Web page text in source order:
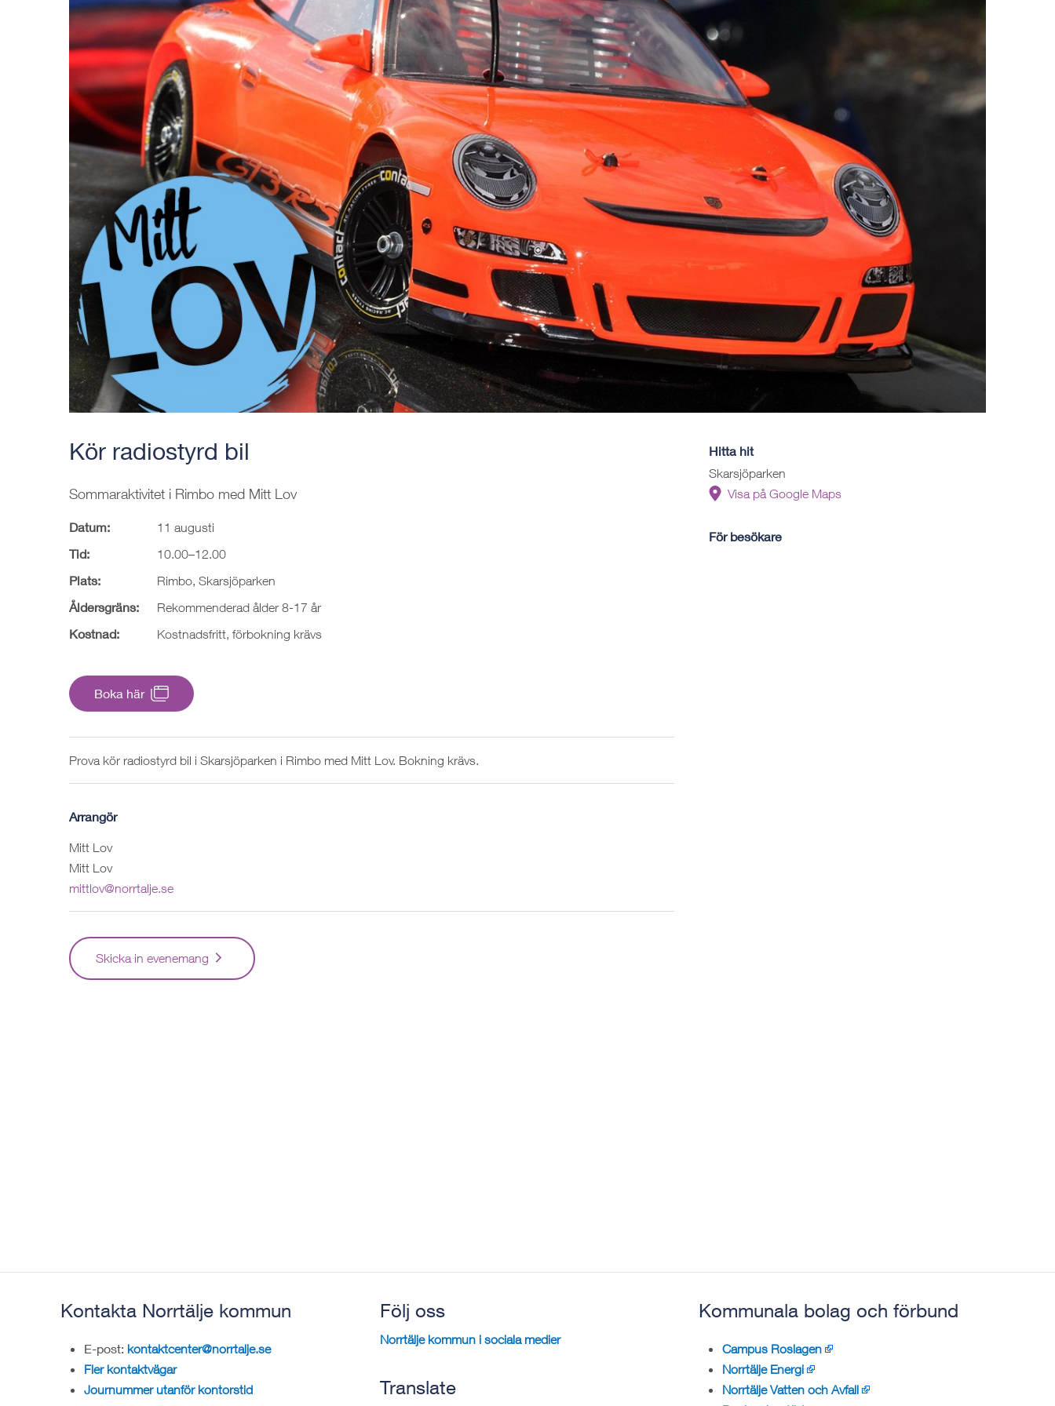
Kör radiostyrd bil
Sommaraktivitet i Rimbo med Mitt Lov
Datum: 11 augusti
Tid: 10.00–12.00
Plats: Rimbo, Skarsjöparken
Åldersgräns: Rekommenderad ålder 8-17 år
Kostnad: Kostnadsfritt, förbokning krävs
Boka här
Prova kör radiostyrd bil i Skarsjöparken i Rimbo med Mitt Lov. Bokning krävs.
Arrangör
Mitt Lov
Mitt Lov
mittlov@norrtalje.se
Hitta hit
Skarsjöparken
Visa på Google Maps
För besökare
Skicka in evenemang
Kontakta Norrtälje kommun
E-post: kontaktcenter@norrtalje.se
Fler kontaktvägar
Journummer utanför kontorstid
Följ oss
Norrtälje kommun i sociala medier
Translate
Kommunala bolag och förbund
Campus Roslagen
Norrtälje Energi
Norrtälje Vatten och Avfall